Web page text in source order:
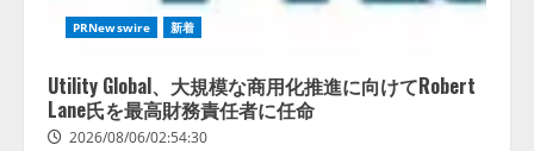
PRNewswire 新着
Utility Global、大規模な商用化推進に向けてRobert
Lane氏を最高財務責任者に任命
2026/08/06/02:54:30
3
生成AI経由のWebサイト流入、1年
半で約7.8倍に ChatGPTなどの
流入の実態を調査
2026/08/05/16:54:34